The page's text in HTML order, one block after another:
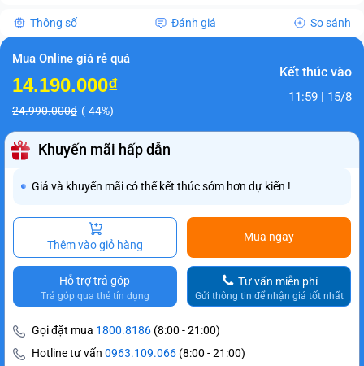
Thông số Đánh giá So sánh
Mua Online giá rẻ quá
14.190.000₫
24.990.000₫ (-44%)
Kết thúc vào
11:59 | 15/8
Khuyến mãi hấp dẫn
Giá và khuyến mãi có thể kết thúc sớm hơn dự kiến !
Thêm vào giỏ hàng
Mua ngay
Hỗ trợ trả góp
Trả góp qua thẻ tín dụng
Tư vấn miễn phí
Gửi thông tin để nhận giá tốt nhất
Gọi đặt mua 1800.8186 (8:00 - 21:00)
Hotline tư vấn 0963.109.066 (8:00 - 21:00)